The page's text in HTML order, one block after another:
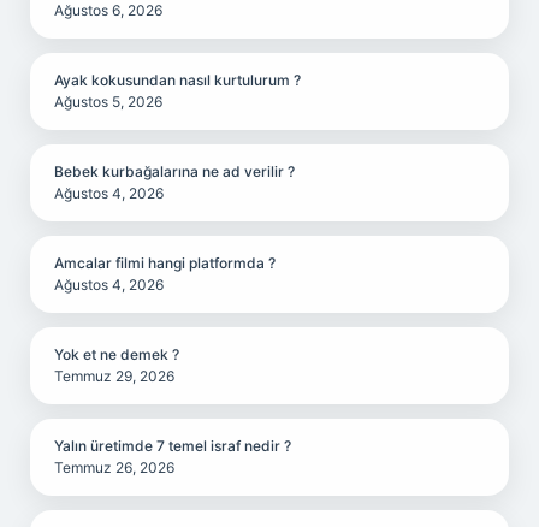
Ağustos 6, 2026
Ayak kokusundan nasıl kurtulurum ?
Ağustos 5, 2026
Bebek kurbağalarına ne ad verilir ?
Ağustos 4, 2026
Amcalar filmi hangi platformda ?
Ağustos 4, 2026
Yok et ne demek ?
Temmuz 29, 2026
Yalın üretimde 7 temel israf nedir ?
Temmuz 26, 2026